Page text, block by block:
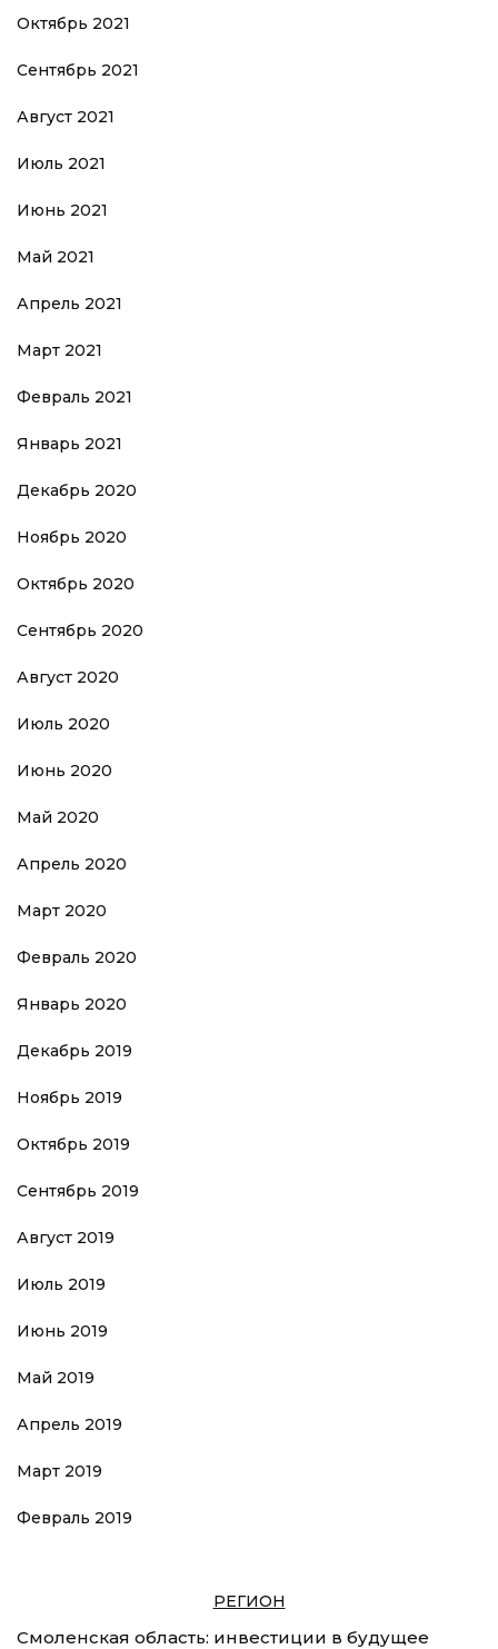
Октябрь 2021
Сентябрь 2021
Август 2021
Июль 2021
Июнь 2021
Май 2021
Апрель 2021
Март 2021
Февраль 2021
Январь 2021
Декабрь 2020
Ноябрь 2020
Октябрь 2020
Сентябрь 2020
Август 2020
Июль 2020
Июнь 2020
Май 2020
Апрель 2020
Март 2020
Февраль 2020
Январь 2020
Декабрь 2019
Ноябрь 2019
Октябрь 2019
Сентябрь 2019
Август 2019
Июль 2019
Июнь 2019
Май 2019
Апрель 2019
Март 2019
Февраль 2019
РЕГИОН
Смоленская область: инвестиции в будущее